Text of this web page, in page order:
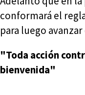
conformará el
para luego
"Toda acción
bienvenida"